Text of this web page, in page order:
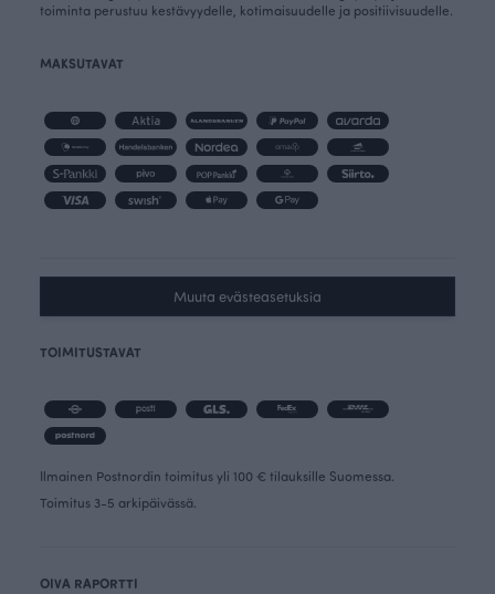
toiminta perustuu kestävyydelle, kotimaisuudelle ja positiivisuudelle.
MAKSUTAVAT
Muuta evästeasetuksia
TOIMITUSTAVAT
Ilmainen Postnordin toimitus yli 100 € tilauksille Suomessa.
Toimitus 3-5 arkipäivässä.
OIVA RAPORTTI